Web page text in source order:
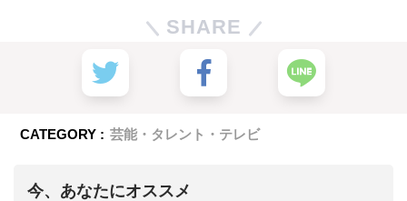
SHARE
CATEGORY : 芸能・タレント・テレビ
今、あなたにオススメ